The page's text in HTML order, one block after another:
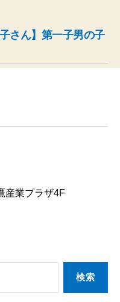
さん】第一子男の子
産業プラザ4F